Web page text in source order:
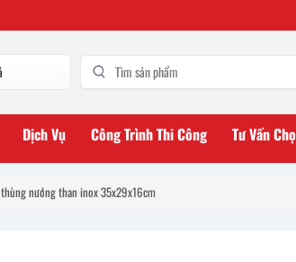
Dịch Vụ Công Trình Thi Công Tư Vấn
thùng nướng than inox 35x29x16cm